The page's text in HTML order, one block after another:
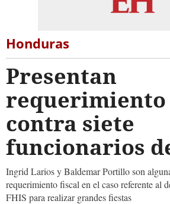
Honduras
Presentan
contra siete
funcionarios
Ingrid Larios y Baldemar Portillo son
requerimiento fiscal en el caso referente al
FHIS para realizar grandes fiestas